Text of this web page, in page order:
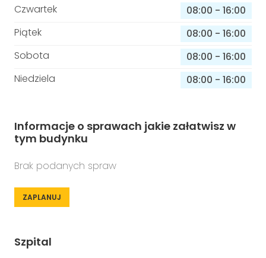
Czwartek
08:00 - 16:00
Piątek
08:00 - 16:00
Sobota
08:00 - 16:00
Niedziela
08:00 - 16:00
Informacje o sprawach jakie załatwisz w
tym budynku
Brak podanych spraw
ZAPLANUJ
Szpital